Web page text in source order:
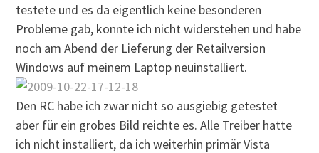
testete und es da eigentlich keine besonderen
Probleme gab, konnte ich nicht widerstehen und habe
noch am Abend der Lieferung der Retailversion
Windows auf meinem Laptop neuinstalliert.
Den RC habe ich zwar nicht so ausgiebig getestet
aber für ein grobes Bild reichte es. Alle Treiber hatte
ich nicht installiert, da ich weiterhin primär Vista